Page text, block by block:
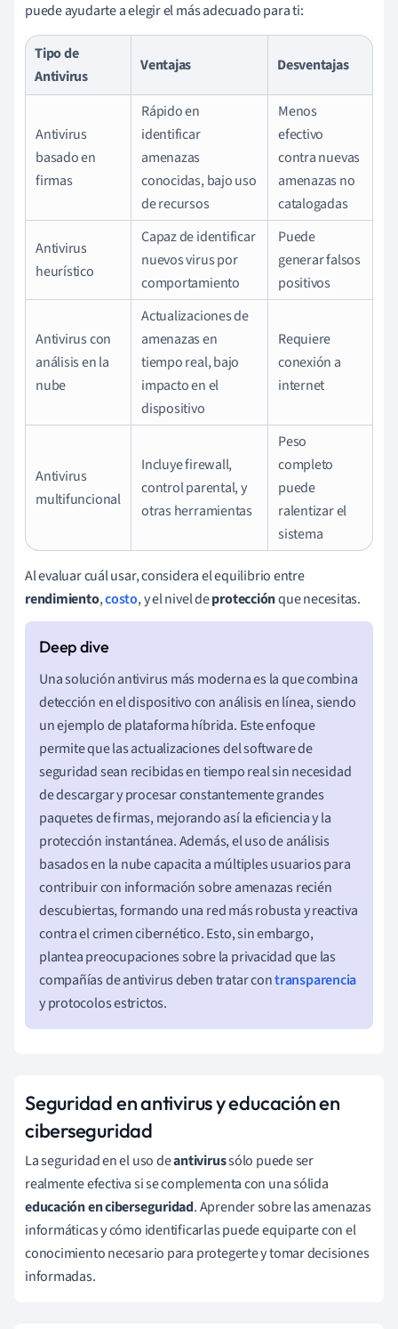
puede ayudarte a elegir el más adecuado para ti:
Tipo de
Antivirus
Ventajas Desventajas
Antivirus
basado en
firmas
Rápido en
identificar
amenazas
conocidas, bajo uso
de recursos
Menos
efectivo
contra nuevas
amenazas no
catalogadas
Antivirus
heurístico
Capaz de identificar
nuevos virus por
comportamiento
Puede
generar falsos
positivos
Antivirus con
análisis en la
nube
Actualizaciones de
amenazas en
tiempo real, bajo
impacto en el
dispositivo
Requiere
conexión a
internet
Antivirus
multifuncional
Incluye firewall,
control parental, y
otras herramientas
Peso
completo
puede
ralentizar el
sistema
Al evaluar cuál usar, considera el equilibrio entre
rendimiento,costo, y el nivel deprotecciónque necesitas.
Una solución antivirus más moderna es la que combina
detección en el dispositivo con análisis en línea, siendo
un ejemplo de plataforma híbrida. Este enfoque
permite que las actualizaciones del software de
seguridad sean recibidas en tiempo real sin necesidad
de descargar y procesar constantemente grandes
paquetes de firmas, mejorando así la eficiencia y la
protección instantánea. Además, el uso de análisis
basados en la nube capacita a múltiples usuarios para
contribuir con información sobre amenazas recién
descubiertas, formando una red más robusta y reactiva
contra el crimen cibernético. Esto, sin embargo,
plantea preocupaciones sobre la privacidad que las
compañías de antivirus deben tratar contransparencia
y protocolos estrictos.
Seguridad en antivirus y educación en
ciberseguridad
La seguridad en el uso deantivirussólo puede ser
realmente efectiva si se complementa con una sólida
educación en ciberseguridad. Aprender sobre las amenazas
informáticas y cómo identificarlas puede equiparte con el
conocimiento necesario para protegerte y tomar decisiones
informadas.